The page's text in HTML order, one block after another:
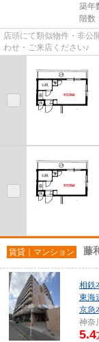
築年
階数
店頭にて類似物件・非公
わせ・ご来店ください♪
賃貸｜マンション 藤
相鉄
東海
京急
神奈
5.4